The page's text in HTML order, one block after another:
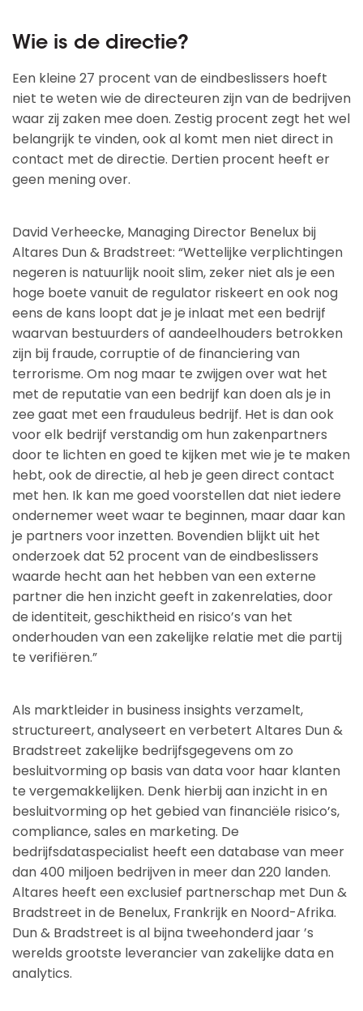
Wie is de directie?
Een kleine 27 procent van de eindbeslissers hoeft
niet te weten wie de directeuren zijn van de bedrijven
waar zij zaken mee doen. Zestig procent zegt het wel
belangrijk te vinden, ook al komt men niet direct in
contact met de directie. Dertien procent heeft er
geen mening over.
David Verheecke, Managing Director Benelux bij
Altares Dun & Bradstreet: “Wettelijke verplichtingen
negeren is natuurlijk nooit slim, zeker niet als je een
hoge boete vanuit de regulator riskeert en ook nog
eens de kans loopt dat je je inlaat met een bedrijf
waarvan bestuurders of aandeelhouders betrokken
zijn bij fraude, corruptie of de financiering van
terrorisme. Om nog maar te zwijgen over wat het
met de reputatie van een bedrijf kan doen als je in
zee gaat met een frauduleus bedrijf. Het is dan ook
voor elk bedrijf verstandig om hun zakenpartners
door te lichten en goed te kijken met wie je te maken
hebt, ook de directie, al heb je geen direct contact
met hen. Ik kan me goed voorstellen dat niet iedere
ondernemer weet waar te beginnen, maar daar kan
je partners voor inzetten. Bovendien blijkt uit het
onderzoek dat 52 procent van de eindbeslissers
waarde hecht aan het hebben van een externe
partner die hen inzicht geeft in zakenrelaties, door
de identiteit, geschiktheid en risico’s van het
onderhouden van een zakelijke relatie met die partij
te verifiëren.”
Als marktleider in business insights verzamelt,
structureert, analyseert en verbetert Altares Dun &
Bradstreet zakelijke bedrijfsgegevens om zo
besluitvorming op basis van data voor haar klanten
te vergemakkelijken. Denk hierbij aan inzicht in en
besluitvorming op het gebied van financiële risico’s,
compliance, sales en marketing. De
bedrijfsdataspecialist heeft een database van meer
dan 400 miljoen bedrijven in meer dan 220 landen.
Altares heeft een exclusief partnerschap met Dun &
Bradstreet in de Benelux, Frankrijk en Noord-Afrika.
Dun & Bradstreet is al bijna tweehonderd jaar ’s
werelds grootste leverancier van zakelijke data en
analytics.